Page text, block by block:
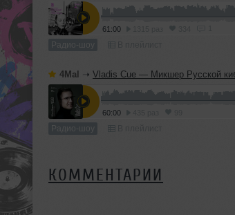
61:00
Радио-шоу
4Mal ➝ Vladis Cue — Микшер Русской кибернетики 458 с Евгением
60:00
Радио-шоу
КОММЕНТАРИИ